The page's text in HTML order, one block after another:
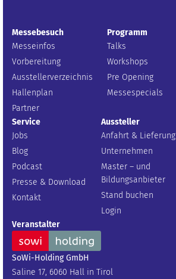
Messebesuch
Messeinfos
Vorbereitung
Ausstellerverzeichnis
Hallenplan
Partner
Programm
Talks
Workshops
Pre Opening
Messespecials
Service
Jobs
Blog
Podcast
Presse & Download
Kontakt
Aussteller
Anfahrt & Lieferung
Unternehmen
Master – und
Bildungsanbieter
Stand buchen
Login
Veranstalter
SoWi-Holding GmbH
Saline 17, 6060 Hall in Tirol